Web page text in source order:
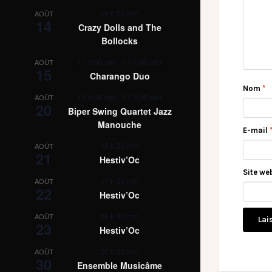
AOÛT
14
19 h 00 min
Crazy Dolls and The
Bollocks
AOÛT
15
11 h 00 min - 17 h 00 min
Charango Duo
AOÛT
20
16 h 00 min - 17 h 00 min
Biper Swing Quartet Jazz
Manouche
AOÛT
21
19 h 30 min
Hestiv’Oc
AOÛT
22
17 h 30 min
Hestiv’Oc
AOÛT
23
16 h 30 min
Hestiv’Oc
AOÛT
30
20 h 00 min
Ensemble Musicâme
Nom *
E-mail *
Site